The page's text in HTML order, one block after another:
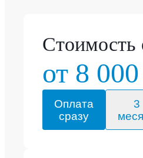
Стоимость
от 8
Оплата
сразу
3